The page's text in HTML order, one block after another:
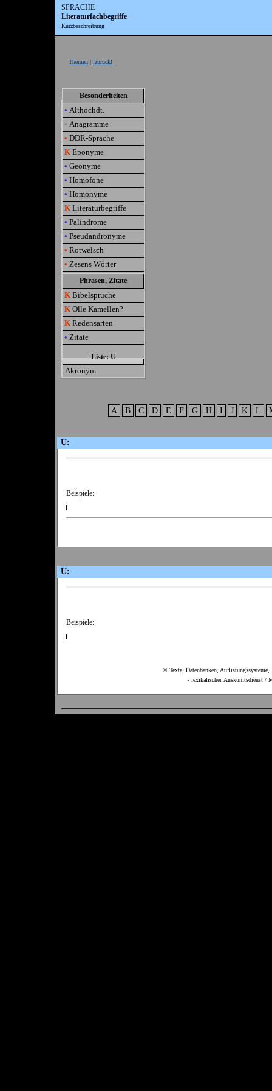
SPRACHE
Literaturfachbegriffe
Kurzbeschreibung
Themen | !zurück!
Besonderheiten
• Althochdt.
• Anagramme
• DDR-Sprache
K Eponyme
• Geonyme
• Homofone
• Homonyme
K Literaturbegriffe
• Palindrome
• Pseudandronyme
• Rotwelsch
• Zesens Wörter
Phrasen, Zitate
K Bibelsprüche
K Olle Kamellen?
K Redensarten
• Zitate
Liste: U
Akronym
A B C D E F G H I J K L
U:
Beispiele:
U:
Beispiele:
© Texte, Datenbanken,
- lexikalischer Auskunftsdienst /